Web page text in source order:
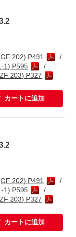
202) P491
1) P595
203) P327
カートに追加
202) P491
1) P595
203) P327
カートに追加